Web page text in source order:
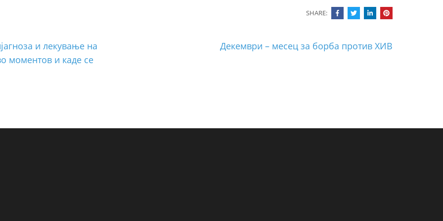
SHARE:
и лекување на
моментов и каде се
Декември – месец за борба против ХИВ